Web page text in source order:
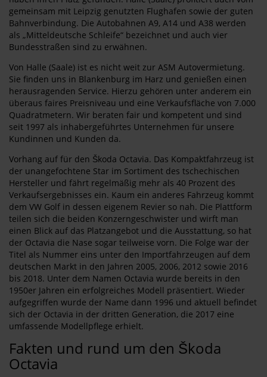
gemeinsam mit Leipzig genutzten Flughafen sowie der guten
Bahnverbindung. Die Autobahnen A9, A14 und A38 werden
als „Mitteldeutsche Schleife“ bezeichnet und auch vier
Bundesstraßen sind zu erwähnen.
Von Halle (Saale) ist es nicht weit zur ASM Autovermietung.
Sie finden uns in Blankenburg im Harz und genießen einen
herausragenden Service. Hierzu gehören unter anderem ein
überaus faires Preisniveau und eine Verkaufsfläche von 7.000
Quadratmetern. Wir beraten fair und kompetent und sind
seit 1997 als inhabergeführtes Unternehmen für unsere
Kundinnen und Kunden da.
Vorhang auf für den Škoda Octavia. Das Kompaktfahrzeug ist
der unangefochtene Star im Sortiment des tschechischen
Hersteller und fährt regelmäßig mehr als 40 Prozent des
Verkaufsergebnisses ein. Kaum ein anderes Fahrzeug kommt
dem VW Golf in dessen eigenem Revier so nah. Die Plattform
teilen sich die beiden Konzerngeschwister und wirft man
einen Blick auf das Platzangebot und die Ausstattung, so hat
der Octavia die Nase sogar teilweise vorn. Die Folge war der
Titel als Nummer eins unter den Importfahrzeugen auf dem
deutschen Markt in den Jahren 2005, 2006, 2012 sowie 2016
bis 2018. Unter dem Namen Octavia wurde bereits in den
1950er Jahren ein erfolgreiches Modell präsentiert. Wieder
aufgegriffen wurde der Name dann 1996 und aktuell befindet
sich der Octavia in der dritten Generation, die 2017 eine
umfassende Modellpflege erhielt.
Fakten und rund um den Škoda
Octavia